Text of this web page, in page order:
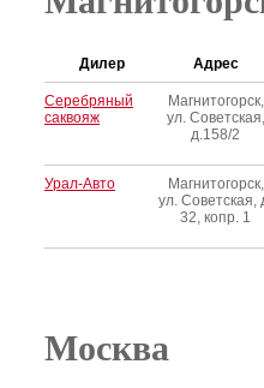
Дилер Адрес
Серебряный
саквояж
Магнитогорск,
ул. Советская,
д.158/2
Урал-Авто
Магнитогорск,
ул. Советская,
32, копр. 1
Москва